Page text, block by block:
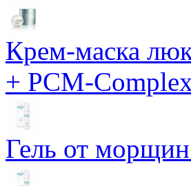
Крем-маска
+ PCM-
Гель от